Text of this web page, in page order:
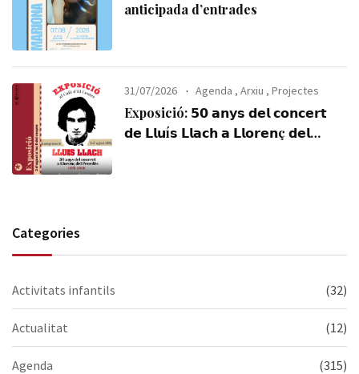
anticipada d’entrades
31/07/2026 Agenda ,Arxiu ,Projectes
Exposició: 𝟱𝟬 𝗮𝗻𝘆𝘀 𝗱𝗲𝗹 𝗰𝗼𝗻𝗰𝗲𝗿𝘁
𝗱𝗲 𝗟𝗹𝘂í𝘀 𝗟𝗹𝗮𝗰𝗵 𝗮 𝗟𝗹𝗼𝗿𝗲𝗻ç 𝗱𝗲𝗹
Categories
Activitats infantils (32)
Actualitat (12)
Agenda (315)